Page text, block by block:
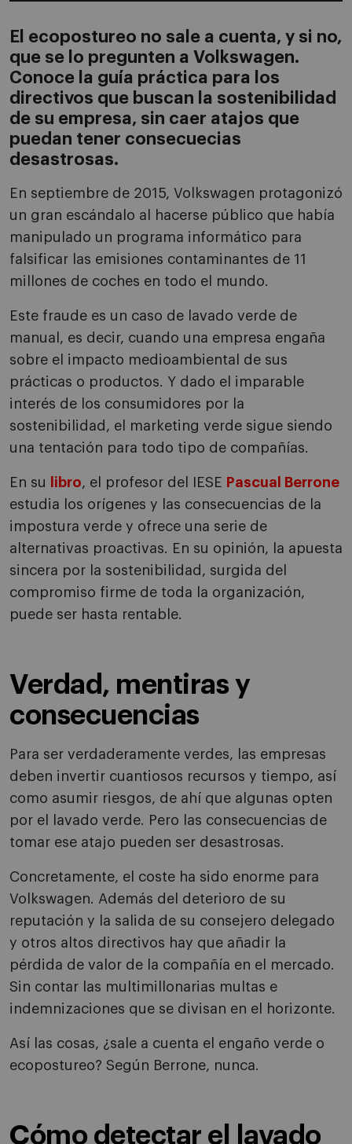
El ecopostureo no sale a cuenta, y si no,
que se lo pregunten a Volkswagen.
Conoce la guía práctica para los
directivos que buscan la sostenibilidad
de su empresa, sin caer atajos que
puedan tener consecuecias
desastrosas.
En septiembre de 2015, Volkswagen protagonizó
un gran escándalo al hacerse público que había
manipulado un programa informático para
falsificar las emisiones contaminantes de 11
millones de coches en todo el mundo.
Este fraude es un caso de lavado verde de
manual, es decir, cuando una empresa engaña
sobre el impacto medioambiental de sus
prácticas o productos. Y dado el imparable
interés de los consumidores por la
sostenibilidad, el marketing verde sigue siendo
una tentación para todo tipo de compañías.
En su libro, el profesor del IESE Pascual Berrone
estudia los orígenes y las consecuencias de la
impostura verde y ofrece una serie de
alternativas proactivas. En su opinión, la apuesta
sincera por la sostenibilidad, surgida del
compromiso firme de toda la organización,
puede ser hasta rentable.
Verdad, mentiras y
consecuencias
Para ser verdaderamente verdes, las empresas
deben invertir cuantiosos recursos y tiempo, así
como asumir riesgos, de ahí que algunas opten
por el lavado verde. Pero las consecuencias de
tomar ese atajo pueden ser desastrosas.
Concretamente, el coste ha sido enorme para
Volkswagen. Además del deterioro de su
reputación y la salida de su consejero delegado
y otros altos directivos hay que añadir la
pérdida de valor de la compañía en el mercado.
Sin contar las multimillonarias multas e
indemnizaciones que se divisan en el horizonte.
Así las cosas, ¿sale a cuenta el engaño verde o
ecopostureo? Según Berrone, nunca.
Cómo detectar el lavado